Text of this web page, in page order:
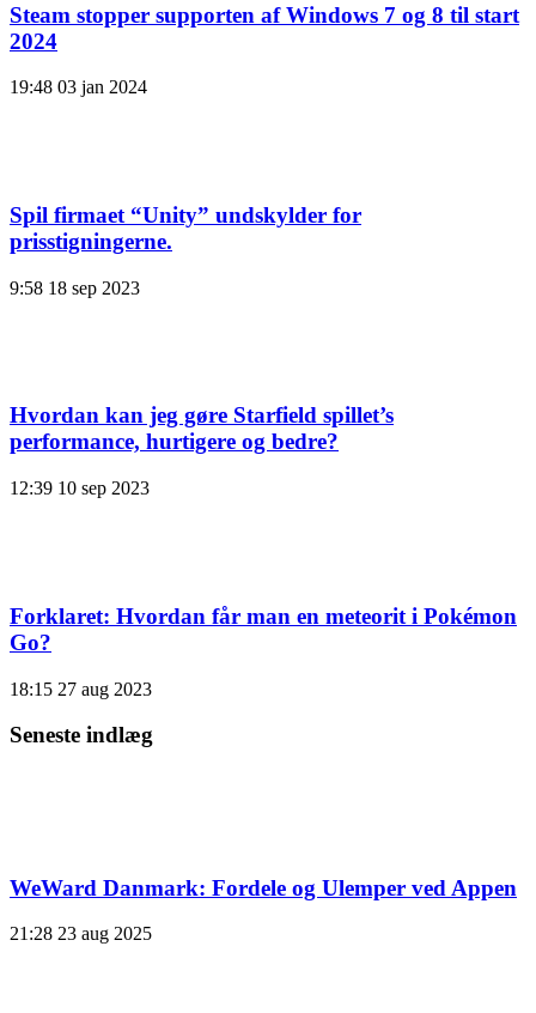
Steam stopper supporten af ​​Windows 7 og 8 til start
2024
19:48 03 jan 2024
Spil firmaet “Unity” undskylder for
prisstigningerne.
9:58 18 sep 2023
Hvordan kan jeg gøre Starfield spillet’s
performance, hurtigere og bedre?
12:39 10 sep 2023
Forklaret: Hvordan får man en meteorit i Pokémon
Go?
18:15 27 aug 2023
Seneste indlæg
WeWard Danmark: Fordele og Ulemper ved Appen
21:28 23 aug 2025